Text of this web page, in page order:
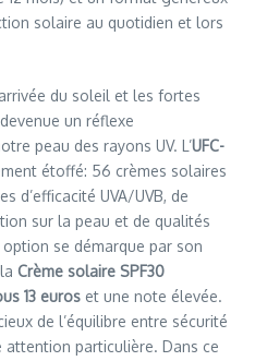
solaire au quotidien et lors
du soleil et les fortes
un réflexe
peau des rayons UV. L’UFC-
étoffé: 56 crèmes solaires
d’efficacité UVA/UVB, de
sur la peau et de qualités
se démarque par son
Crème solaire SPF30
13 euros et une note élevée.
de l’équilibre entre sécurité
particulière. Dans ce